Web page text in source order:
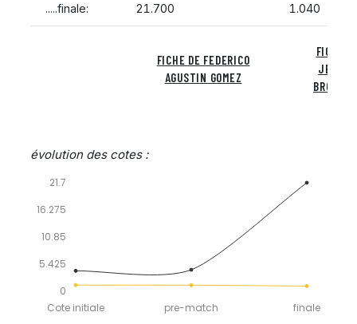
.....finale:
21.700
1.040
FICHE DE FEDERICO
AGUSTIN GOMEZ
FICHE
JENSON
évolution des cotes :
0
5.425
10.85
16.275
21.7
finale
pre-match
Cote initiale